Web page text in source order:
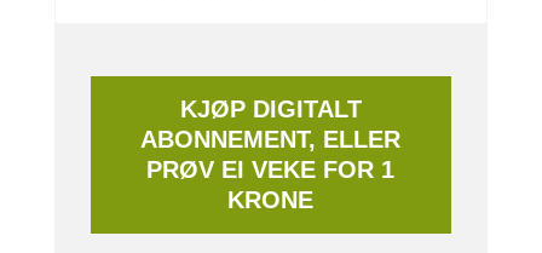
KJØP DIGITALT
ABONNEMENT, ELLER
PRØV EI VEKE FOR 1
KRONE